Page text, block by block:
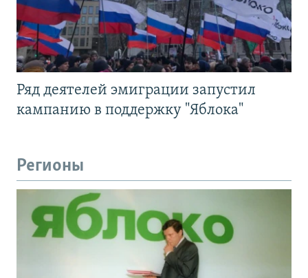
Ряд деятелей эмиграции запустил
кампанию в поддержку "Яблока"
Регионы